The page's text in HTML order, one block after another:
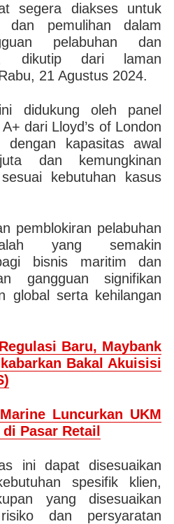
segera diakses untuk
dan pemulihan dalam
pelabuhan dan
dikutip dari laman
21 Agustus 2024.
didukung oleh panel
dari Lloyd’s of London
kapasitas awal
dan kemungkinan
kebutuhan kasus
pemblokiran pelabuhan
yang semakin
bisnis maritim dan
gangguan signifikan
global serta kehilangan
Baru, Maybank
Bakal Akuisisi
Luncurkan UKM
Pasar Retail
ini dapat disesuaikan
spesifik klien,
yang disesuaikan
dan persyaratan